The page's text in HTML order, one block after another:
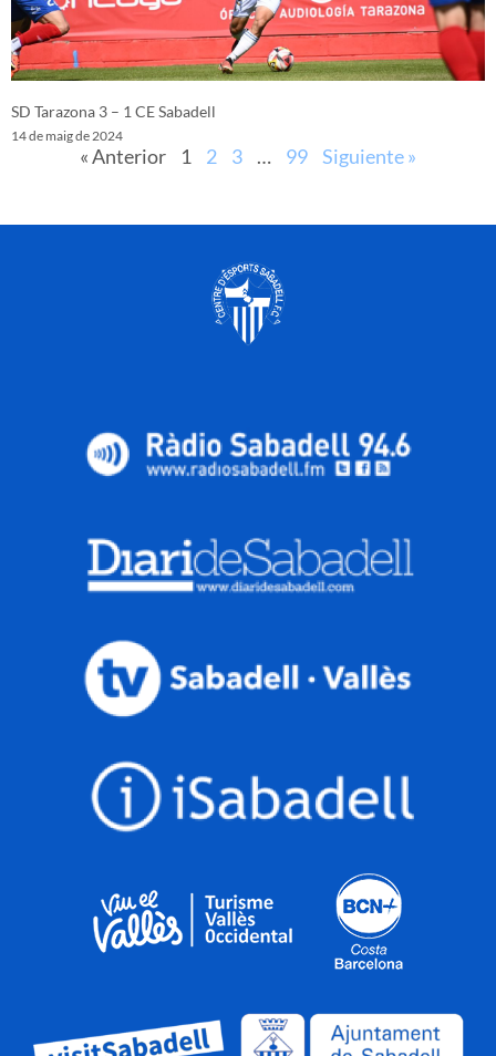
SD Tarazona 3 – 1 CE Sabadell
14 de maig de 2024
« Anterior 1 2 3 … 99 Siguiente »